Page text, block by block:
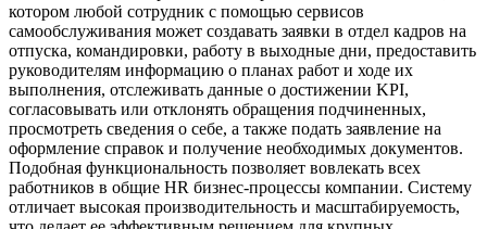
котором любой сотрудник с помощью сервисов
самообслуживания может создавать заявки в отдел кадров на
отпуска, командировки, работу в выходные дни, предоставить
руководителям информацию о планах работ и ходе их
выполнения, отслеживать данные о достижении KPI,
согласовывать или отклонять обращения подчиненных,
просмотреть сведения о себе, а также подать заявление на
оформление справок и получение необходимых документов.
Подобная функциональность позволяет вовлекать всех
работников в общие HR бизнес-процессы компании. Систему
отличает высокая производительность и масштабируемость,